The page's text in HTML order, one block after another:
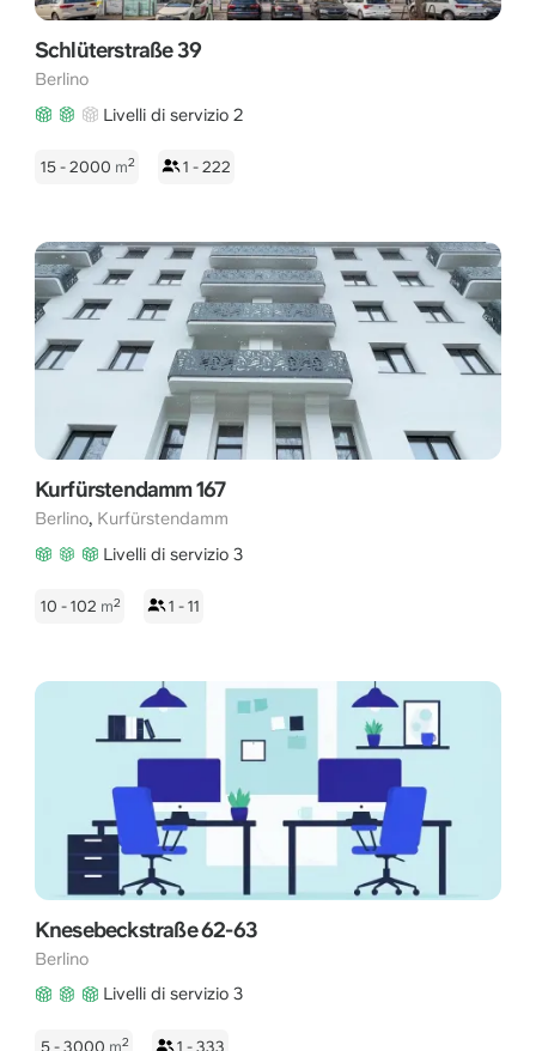
Schlüterstraße 39
Berlino
Livelli di servizio 2
15 - 2000 m2 1 - 222
Kurfürstendamm 167
Berlino, Kurfürstendamm
Livelli di servizio 3
10 - 102 m2 1 - 11
Knesebeckstraße 62-63
Berlino
Livelli di servizio 3
5 - 3000 m2 1 - 333